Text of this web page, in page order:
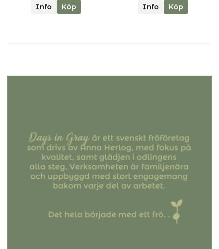
Info Köp Info Köp